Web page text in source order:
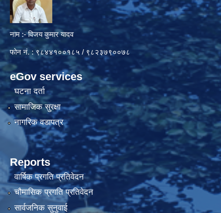
नाम :- विजय कुमार यादव
फोन नं. : ९८४४१००१८५ / ९८२३७९००७८
eGov services
घटना दर्ता
सामाजिक सुरक्षा
नागरिक वडापत्र
Reports
वार्षिक प्रगति प्रतिवेदन
चौमासिक प्रगति प्रतिवेदन
सार्वजनिक सुनुवाई